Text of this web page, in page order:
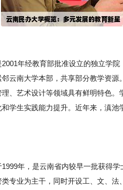
年经教育部批准设立的独立学
云南大学本部，共享部分教学资
、艺术设计等领域具有鲜明特色
学生实践能力提升。近年来，滇
年，是云南省内较早一批获得
专业为主干，同时开设工、文、